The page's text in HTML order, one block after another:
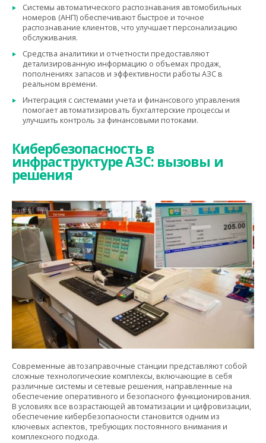
Системы автоматического распознавания автомобильных
номеров (АНП) обеспечивают быстрое и точное
распознавание клиентов, что улучшает персонализацию
обслуживания.
Средства аналитики и отчетности предоставляют
детализированную информацию о объемах продаж,
пополнениях запасов и эффективности работы АЗС в
реальном времени.
Интеграция с системами учета и финансового управления
помогает автоматизировать бухгалтерские процессы и
улучшить контроль за финансовыми потоками.
Кибербезопасность в
инфраструктуре АЗС: вызовы и
решения
Современные автозаправочные станции представляют собой
сложные технологические комплексы, включающие в себя
различные системы и сетевые решения, направленные на
обеспечение оперативного и безопасного функционирования.
В условиях все возрастающей автоматизации и цифровизации,
обеспечение кибербезопасности становится одним из
ключевых аспектов, требующих постоянного внимания и
комплексного подхода.